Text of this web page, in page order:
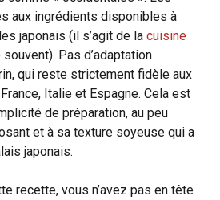
aux ingrédients disponibles à
japonais (il s’agit de la cuisine
souvent). Pas d’adaptation
qui reste strictement fidèle aux
Italie et Espagne. Cela est
de préparation, au peu
et à sa texture soyeuse qui a
japonais.
recette, vous n’avez pas en tête